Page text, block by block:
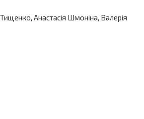
Анастасія Шмоніна, Валерія